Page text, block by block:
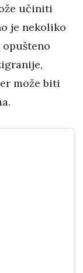
učiniti
je nekoliko
može biti